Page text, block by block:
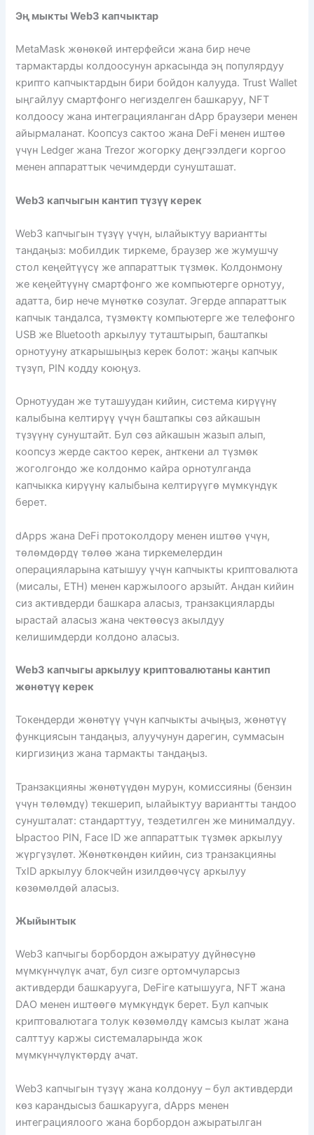
Эң мыкты Web3 капчыктар
MetaMask жөнөкөй интерфейси жана бир нече
тармактарды колдоосунун аркасында эң популярдуу
крипто капчыктардын бири бойдон калууда. Trust Wallet
ыңгайлуу смартфонго негизделген башкаруу, NFT
колдоосу жана интеграцияланган dApp браузери менен
айырмаланат. Коопсуз сактоо жана DeFi менен иштөө
үчүн Ledger жана Trezor жогорку деңгээлдеги коргоо
менен аппараттык чечимдерди сунушташат.
Web3 капчыгын кантип түзүү керек
Web3 капчыгын түзүү үчүн, ылайыктуу вариантты
тандаңыз: мобилдик тиркеме, браузер же жумушчу
стол кеңейтүүсү же аппараттык түзмөк. Колдонмону
же кеңейтүүнү смартфонго же компьютерге орнотуу,
адатта, бир нече мүнөткө созулат. Эгерде аппараттык
капчык тандалса, түзмөктү компьютерге же телефонго
USB же Bluetooth аркылуу туташтырып, баштапкы
орнотууну аткарышыңыз керек болот: жаңы капчык
түзүп, PIN кодду коюңуз.
Орнотуудан же туташуудан кийин, система кирүүнү
калыбына келтирүү үчүн баштапкы сөз айкашын
түзүүнү сунуштайт. Бул сөз айкашын жазып алып,
коопсуз жерде сактоо керек, анткени ал түзмөк
жоголгондо же колдонмо кайра орнотулганда
капчыкка кирүүнү калыбына келтирүүгө мүмкүндүк
берет.
dApps жана DeFi протоколдору менен иштөө үчүн,
төлөмдөрдү төлөө жана тиркемелердин
операцияларына катышуу үчүн капчыкты криптовалюта
(мисалы, ETH) менен каржылоого арзыйт. Андан кийин
сиз активдерди башкара аласыз, транзакцияларды
ырастай аласыз жана чектөөсүз акылдуу
келишимдерди колдоно аласыз.
Web3 капчыгы аркылуу криптовалютаны кантип
жөнөтүү керек
Токендерди жөнөтүү үчүн капчыкты ачыңыз, жөнөтүү
функциясын тандаңыз, алуучунун дарегин, суммасын
киргизиңиз жана тармакты тандаңыз.
Транзакцияны жөнөтүүдөн мурун, комиссияны (бензин
үчүн төлөмдү) текшерип, ылайыктуу вариантты тандоо
сунушталат: стандарттуу, тездетилген же минималдуу.
Ырастоо PIN, Face ID же аппараттык түзмөк аркылуу
жүргүзүлөт. Жөнөткөндөн кийин, сиз транзакцияны
TxID аркылуу блокчейн изилдөөчүсү аркылуу
көзөмөлдөй аласыз.
Жыйынтык
Web3 капчыгы борбордон ажыратуу дүйнөсүнө
мүмкүнчүлүк ачат, бул сизге ортомчуларсыз
активдерди башкарууга, DeFiге катышууга, NFT жана
DAO менен иштөөгө мүмкүндүк берет. Бул капчык
криптовалютага толук көзөмөлдү камсыз кылат жана
салттуу каржы системаларында жок
мүмкүнчүлүктөрдү ачат.
Web3 капчыгын түзүү жана колдонуу – бул активдерди
көз карандысыз башкарууга, dApps менен
интеграциялоого жана борбордон ажыратылган